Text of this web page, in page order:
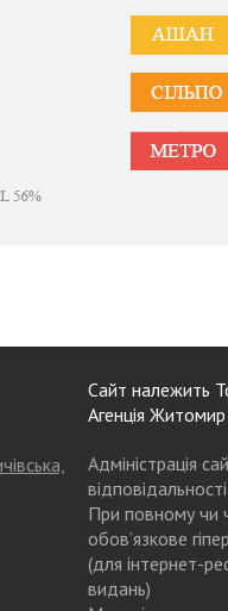
Сайт належить
Агенція
Адміністрація
При повному чи
обов’язкове
(для інтернет-
видань)